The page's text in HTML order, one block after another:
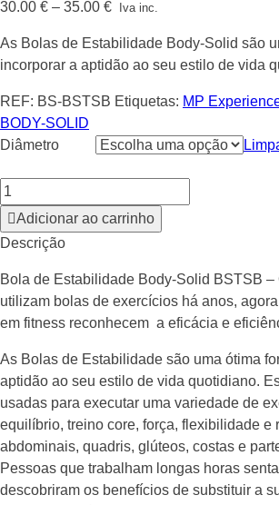
30.00 € – 35.00 €Price
30.00 €
through
35.00 €
Iva inc.
As Bolas de Estabilidade Body-Solid são
incorporar a aptidão ao seu estilo de vida
REF: BS-BSTSB Etiquetas: MP
BODY-SOLID
Diâmetro
Adicionar ao carrinho
Descrição
Bola de Estabilidade Body-Solid BSTSB –
utilizam bolas de exercícios há anos,
em fitness reconhecem a eficácia e
As Bolas de Estabilidade são uma ótima
aptidão ao seu estilo de vida quotidiano.
usadas ​​para executar uma variedade de
equilíbrio, treino core, força, flexibilidade e
abdominais, quadris, glúteos, costas e
Pessoas que trabalham longas horas
descobriram os benefícios de substituir a